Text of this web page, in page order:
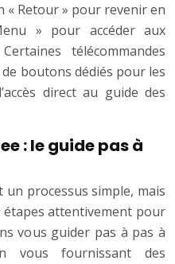
« Retour » pour revenir en
» pour accéder aux
télécommandes
boutons dédiés pour les
direct au guide des
: le guide pas à
un processus simple, mais
attentivement pour
vous guider pas à pas à
vous fournissant des